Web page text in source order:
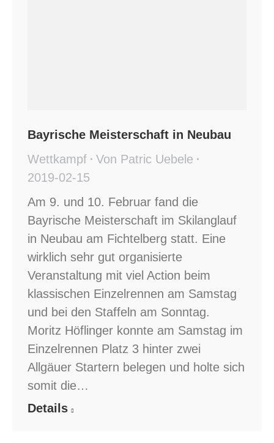
Bayrische Meisterschaft in Neubau
Wettkampf
Von Patric Uebele
2019-02-15
Am 9. und 10. Februar fand die
Bayrische Meisterschaft im Skilanglauf
in Neubau am Fichtelberg statt. Eine
wirklich sehr gut organisierte
Veranstaltung mit viel Action beim
klassischen Einzelrennen am Samstag
und bei den Staffeln am Sonntag.
Moritz Höflinger konnte am Samstag im
Einzelrennen Platz 3 hinter zwei
Allgäuer Startern belegen und holte sich
somit die…
Details